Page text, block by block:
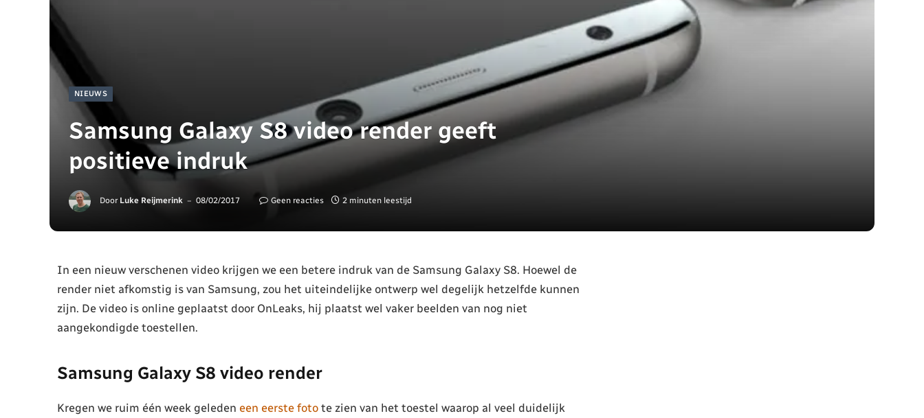
NIEUWS
Samsung Galaxy S8 video render geeft
positieve indruk
Door Luke Reijmerink 08/02/2017 Geen reacties 2 minuten leestijd
In een nieuw verschenen video krijgen we een betere indruk van de Samsung Galaxy S8. Hoewel de
render niet afkomstig is van Samsung, zou het uiteindelijke ontwerp wel degelijk hetzelfde kunnen
zijn. De video is online geplaatst door OnLeaks, hij plaatst wel vaker beelden van nog niet
aangekondigde toestellen.
Samsung Galaxy S8 video render
Kregen we ruim één week geleden een eerste fotote zien van het toestel waarop al veel duidelijk